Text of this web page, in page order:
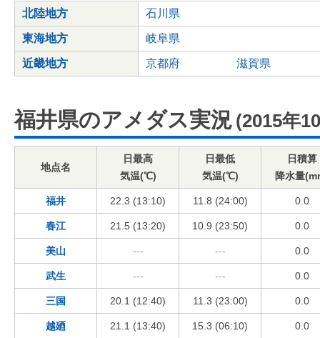
北陸地方 石川県
東海地方 岐阜県
近畿地方 京都府 滋賀県
福井県のアメダス実況 (2015年
地点名
日最高
気温(℃)
日最低
気温(℃)
日積算
降水量
福井 22.3 (13:10) 11.8 (24:00) 0.0
春江 21.5 (13:20) 10.9 (23:50) 0.0
美山 --- --- 0.0
武生 --- --- 0.0
三国 20.1 (12:40) 11.3 (23:00) 0.0
越廼 21.1 (13:40) 15.3 (06:10) 0.0